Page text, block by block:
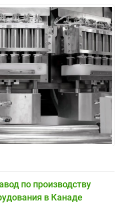
по производству
в Канаде